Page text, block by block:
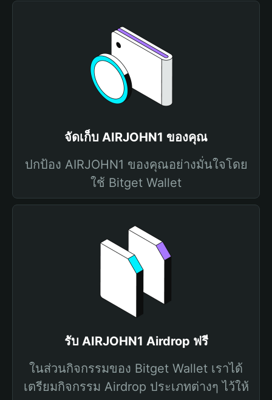
จัดเก็บ AIRJOHN1 ของคุณ
ปกป้อง AIRJOHN1 ของคุณอย่างมั่นใจโดย
ใช้ Bitget Wallet
รับ AIRJOHN1 Airdrop ฟรี
ในส่วนกิจกรรมของ Bitget Wallet เราได้
เตรียมกิจกรรม Airdrop ประเภทต่างๆ ไว้ให้